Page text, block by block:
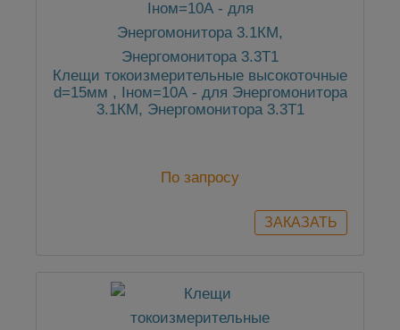
Клещи токоизмерительные высокоточные
d=15мм , Iном=10А - для Энергомонитора
3.1КМ, Энергомонитора 3.3Т1
По запросу